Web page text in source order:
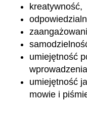
kreatywność,
umiejętność
umiejętność
mowie i